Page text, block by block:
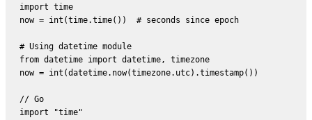
import time
now = int(time.time())  # seconds since epoch
# Using datetime module
from datetime import datetime, timezone
now = int(datetime.now(timezone.utc).timestamp())
// Go
import "time"